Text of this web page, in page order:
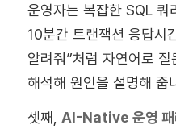
운영자는 복잡한 SQL 쿼
10분간 트랜잭션 응답시
알려줘”처럼 자연어로
해석해 원인을 설명해 줍
셋째, AI-Native 운영 패